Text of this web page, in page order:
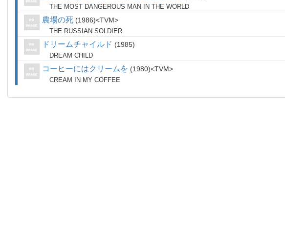
THE MOST DANGEROUS MAN IN THE WORLD
農場の死 1986 TVM
THE RUSSIAN SOLDIER
ドリームチャイルド 1985
DREAM CHILD
コーヒーにはクリームを 1980 TVM
CREAM IN MY COFFEE